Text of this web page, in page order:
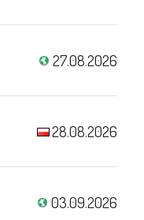
27.08.2026
28.08.2026
03.09.2026